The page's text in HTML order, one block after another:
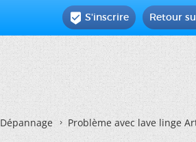
Retour
 S'inscrire
Dépannage Problème avec lave linge